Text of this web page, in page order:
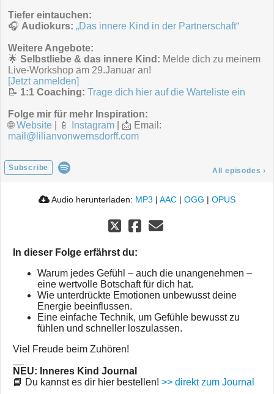
Tiefer eintauchen:
🎧 Audiokurs: „Das innere Kind in der Partnerschaft“
Weitere Angebote:
🌟 Selbstliebe & das innere Kind: Melde dich zu meinem
Live-Workshop am 29.Januar an!
[Jetzt anmelden]
📝 1:1 Coaching: Trage dich hier auf die Warteliste ein
Folge mir für mehr Inspiration:
🌐Website | 📱 Instagram | 📩 Email:
mail@lilianvonwernsdorff.com
Subscribe All episodes ›
Audio herunterladen: MP3 | AAC | OGG | OPUS
In dieser Folge erfährst du:
Warum jedes Gefühl – auch die unangenehmen –
eine wertvolle Botschaft für dich hat.
Wie unterdrückte Emotionen unbewusst deine
Energie beeinflussen.
Eine einfache Technik, um Gefühle bewusst zu
fühlen und schneller loszulassen.
Viel Freude beim Zuhören!
NEU: Inneres Kind Journal
📘 Du kannst es dir hier bestellen! >> direkt zum Journal